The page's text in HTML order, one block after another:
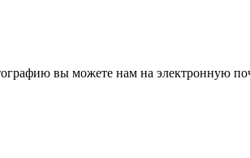
вы можете нам на электронную